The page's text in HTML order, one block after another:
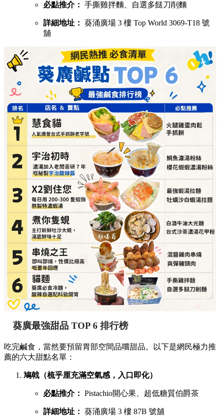
必點推介： 手撕雞拌麵、自選多餸刀削麵
詳細地址： 葵涌廣場 3 樓 Top World 3069-T18 號
舖
葵廣最強甜品 TOP 6 排行榜
吃完鹹食，當然要預留胃部空間品嚐甜品。以下是網民極力推
薦的六大甜點名單：
鳩戟（梳乎厘充滿空氣感，入口即化）
必點推介： Pistachio開心果、超低糖質伯爵茶
詳細地址： 葵涌廣場 3 樓 87B 號舖